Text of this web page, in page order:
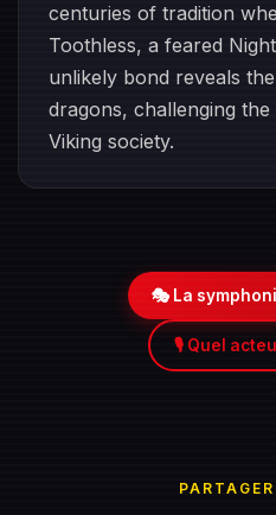
centuries of tradition
Toothless, a feared
unlikely bond reveals
dragons, challenging
Viking society.
🎭 La
🎙️ Quel